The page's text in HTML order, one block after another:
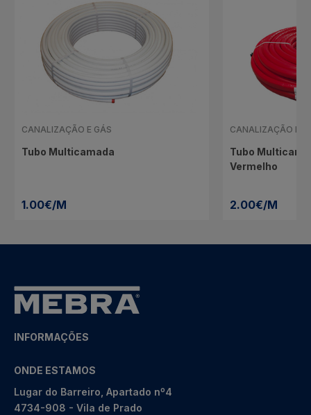
CANALIZAÇÃO E GÁS
Tubo Multicamada
1.00€/M
CANALIZAÇÃO E
Tubo
Vermelho
2.00€/M
INFORMAÇÕES
ONDE ESTAMOS
Lugar do Barreiro, Apartado nº4
4734-908 - Vila de Prado